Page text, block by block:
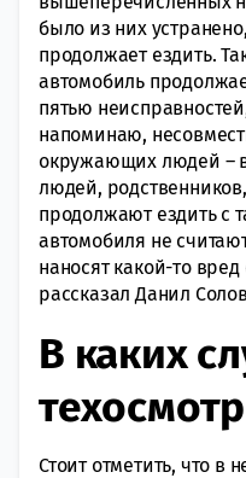
было из них
продолжает ездить.
автомобиль
пятью
напоминаю,
окружающих людей –
людей,
продолжают ездить с
автомобиля не
наносят какой-то
рассказал Данил
В каких
Стоит отметить, что в